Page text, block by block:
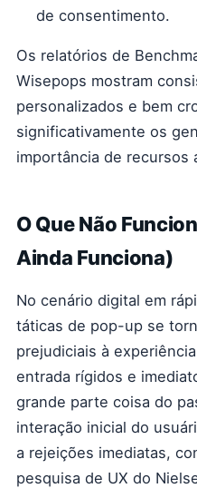
de consentimento.
Os relatórios de
Wisepops mostram
personalizados e bem
significativamente os
importância de recursos
O Que Não
Ainda Funciona)
No cenário digital em
táticas de pop-up se
prejudiciais à
entrada rígidos e
grande parte coisa do
interação inicial do
a rejeições imediatas,
pesquisa de UX do